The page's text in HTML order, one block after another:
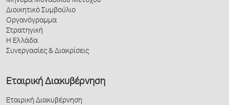
Διοικητικό Συμβούλιο
Οργανόγραμμα
Στρατηγική
Η Ελλάδα
Συνεργασίες & Διακρίσεις
Εταιρική Διακυβέρνηση
Εταιρική Διακυβέρνηση